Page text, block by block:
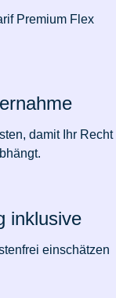
Premium Flex
damit Ihr Recht
inklusive
einschätzen